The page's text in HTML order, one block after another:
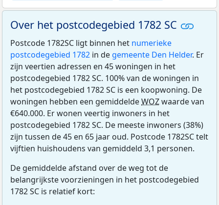
Over het postcodegebied 1782 SC
Postcode 1782SC ligt binnen het numerieke
postcodegebied 1782 in de gemeente Den Helder. Er
zijn veertien adressen en 45 woningen in het
postcodegebied 1782 SC. 100% van de woningen in
het postcodegebied 1782 SC is een koopwoning. De
woningen hebben een gemiddeldeWOZwaarde van
€640.000. Er wonen veertig inwoners in het
postcodegebied 1782 SC. De meeste inwoners (38%)
zijn tussen de 45 en 65 jaar oud. Postcode 1782SC telt
vijftien huishoudens van gemiddeld 3,1 personen.
De gemiddelde afstand over de weg tot de
belangrijkste voorzieningen in het postcodegebied
1782 SC is relatief kort: